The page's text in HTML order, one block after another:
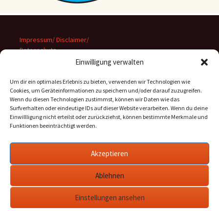
Einwilligung verwalten
Um dir ein optimales Erlebnis zu bieten, verwenden wir Technologien wie
Cookies, um Geräteinformationen zu speichern und/oder darauf zuzugreifen.
Wenn du diesen Technologien zustimmst, können wir Daten wie das
Surfverhalten oder eindeutige IDs auf dieser Website verarbeiten. Wenn du deine
Einwillligung nicht erteilst oder zurückziehst, können bestimmte Merkmale und
Funktionen beeinträchtigt werden.
Akzeptieren
Ablehnen
Einstellungen ansehen
Impressum/ Disclaimer/
Datenschutz
Suchen
nach:
Archiv